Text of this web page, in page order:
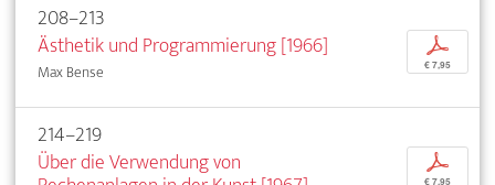
208–213
Ästhetik und Programmierung [1966]
Max Bense
p
€ 7,95
214–219
Über die Verwendung von
p
€ 7,95